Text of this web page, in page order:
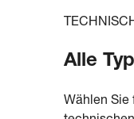
Alle
Wählen Sie